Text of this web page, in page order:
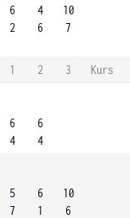
6
2
4
6
10
7
1 2 3
Kurs
6
4
6
4
5
7
6
1
10
6